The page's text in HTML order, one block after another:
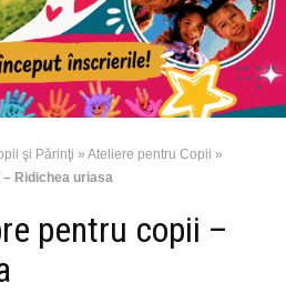
şi Părinţi » Ateliere pentru Copii »
Ridichea uriasa
pentru copii –